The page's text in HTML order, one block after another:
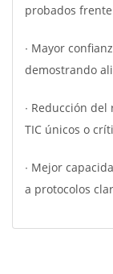
probados
∙ Mayor
demostrando
∙ Reducción
TIC únicos o
∙ Mejor
a protocolos